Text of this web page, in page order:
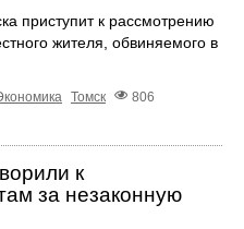
приступит к рассмотрению
жителя, обвиняемого в
Томск
806
к
за незаконную